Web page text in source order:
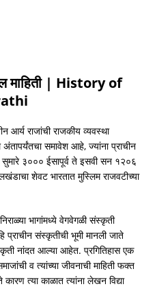
माहिती | History of
आर्य राजांची राजकीय व्यवस्था
अंतापर्यंतचा समावेश आहे, ज्यांना प्राचीन
सुमारे ३००० ईसापूर्व ते इसवी सन १२०६
शेवट भारतात मुस्लिम राजवटीच्या
भागांमध्ये वेगवेगळी संस्कृती
संस्कृतीची भूमी मानली जाते
नांदत आल्या आहेत. प्रगितिहास एक
व त्यांच्या जीवनाची माहिती फक्त
त्या काळात त्यांना लेखन विद्या